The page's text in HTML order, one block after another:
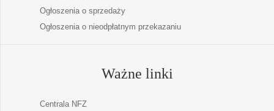
Ogłoszenia o sprzedaży
Ogłoszenia o nieodpłatnym przekazaniu
Ważne linki
Centrala NFZ